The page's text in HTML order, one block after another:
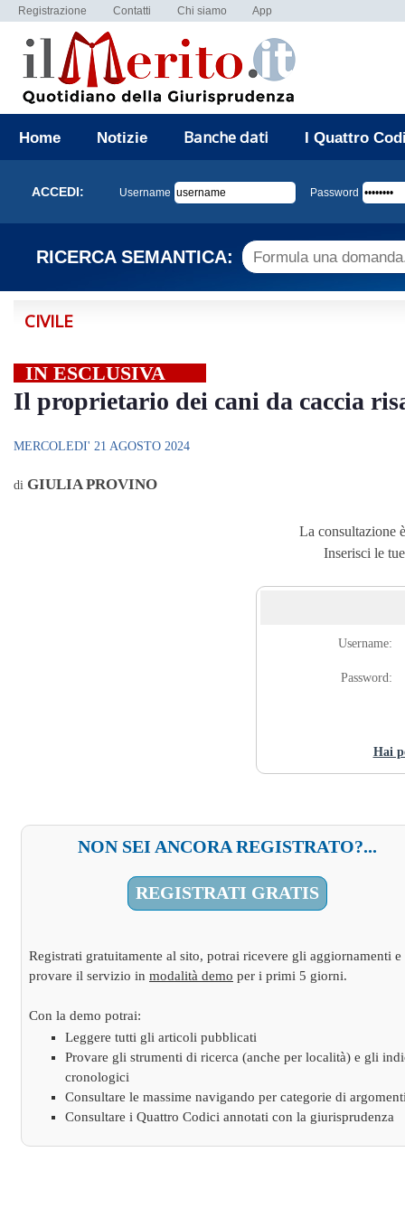
Registrazione Contatti Chi siamo App
Home Notizie Banche dati I Quattro
ACCEDI: Username Password
RICERCA SEMANTICA:
CIVILE
IN ESCLUSIVA
Il proprietario dei cani da caccia
MERCOLEDI' 21 AGOSTO 2024
di GIULIA PROVINO
La consultazione
Inserisci le
Username:
Password:
Hai
NON SEI ANCORA REGISTRATO?...
REGISTRATI GRATIS
Registrati gratuitamente al sito, potrai ricevere gli aggiornamenti e
provare il servizio in modalità demo per i primi 5 giorni.
Con la demo potrai:
Leggere tutti gli articoli pubblicati
Provare gli strumenti di ricerca (anche per località) e gli
cronologici
Consultare le massime navigando per categorie di
Consultare i Quattro Codici annotati con la giurisprudenza